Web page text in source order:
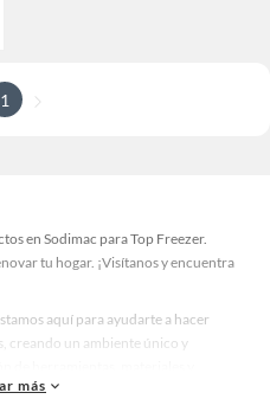
1
en Sodimac para Top Freezer.
tu hogar. ¡Visítanos y encuentra
aquí para ayudarte a hacer
creando un ambiente único y
un espacio más tú.
más